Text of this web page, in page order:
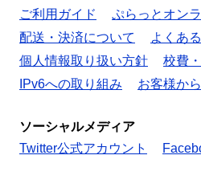
ご利用ガイド
ぷらっとオン
配送・決済について
よくあ
個人情報取り扱い方針
校費
IPv6への取り組み
お客様か
ソーシャルメディア
Twitter公式アカウント